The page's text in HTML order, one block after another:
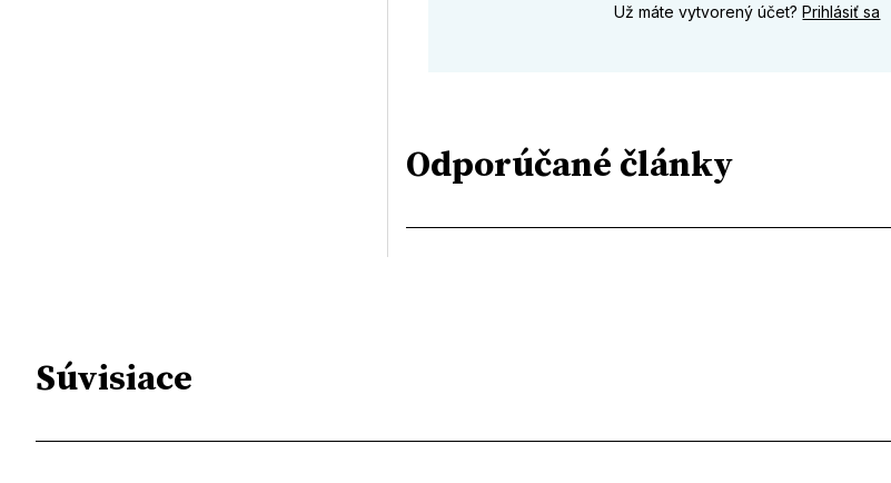
Už máte vytvorený účet?Prihlásiť sa
Odporúčané články
Súvisiace